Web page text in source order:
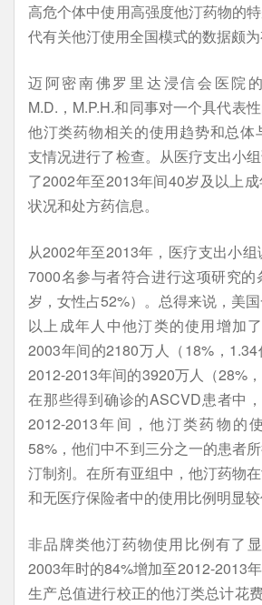
高危个体中使用高强度他汀药物的
代有关他汀使用全国模式的数据颇为
迈阿密南佛罗里达浸信会医院的
M.D.，M.P.H.和同事对一个具代表
他汀类药物相关的使用趋势和总体
支情况进行了检查。从医疗支出小
了2002年至2013年间40岁及以上
状况和处方药信息。
从2002年至2013年，医疗支出小
7000名参与者符合进行这项研究
岁，女性占52%）。总得来说，美
以上成年人中他汀类的使用增加
2003年间的2180万人（18%，
2012-2013年间的3920万人（28%，
在那些得到确诊的ASCVD患者中
2012-2013年间，他汀类药物的
58%，他们中不到三分之一的患者
汀制剂。在所有亚组中，他汀药物
和无医疗保险者中的使用比例明显较
非品牌类他汀药物使用比例有了
2003年时的84%增加至2012-2013
生产总值进行校正的他汀类总计花